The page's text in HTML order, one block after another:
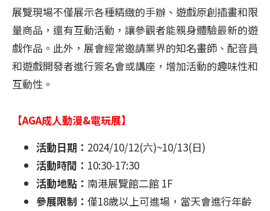
展覽現場不僅展示各種精緻的手辦、遊戲原創插畫和限
量商品，還有互動活動，讓參觀者能親身體驗最新的遊
戲作品。此外，展會經常邀請業界的知名畫師、配音員
和遊戲開發者進行簽名會或講座，增加活動的趣味性和
互動性。
【AGA成人動漫&電玩展】
活動日期： 2024/10/12(六)~10/13(日)
活動時間： 10:30-17:30
活動地點： 南港展覽館二館 1F
參展限制： 僅18歲以上可進場，當天會進行年齡